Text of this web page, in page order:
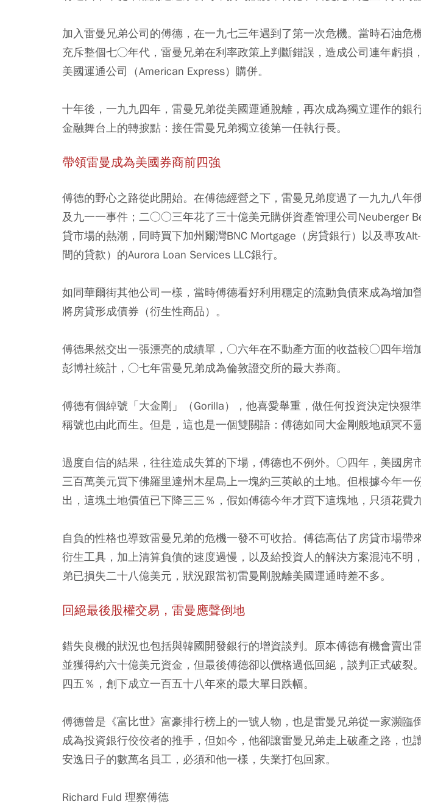
加入雷曼兄弟公司的傅德，在一九七三年遇到了第一次危機。當時石油危
充斥整個七○年代，雷曼兄弟在利率政策上判斷錯誤，造成公司連年虧損
美國運通公司（American Express）購併。
十年後，一九九四年，雷曼兄弟從美國運通脫離，再次成為獨立運作的銀
金融舞台上的轉捩點：接任雷曼兄弟獨立後第一任執行長。
帶領雷曼成為美國券商前四強
傅德的野心之路從此開始。在傅德經營之下，雷曼兄弟度過了一九九八年
及九一一事件；二○○三年花了三十億美元購併資產管理公司Neuberger
貸市場的熱潮，同時買下加州爾灣BNC Mortgage（房貸銀行）以及專攻
間的貸款）的Aurora Loan Services LLC銀行。
如同華爾街其他公司一樣，當時傅德看好利用穩定的流動負債來成為增加
將房貸形成債券（衍生性商品）。
傅德果然交出一張漂亮的成績單，○六年在不動產方面的收益較○四年增
彭博社統計，○七年雷曼兄弟成為倫敦證交所的最大券商。
傅德有個綽號「大金剛」（Gorilla），他喜愛舉重，做任何投資決定快狠
稱號也由此而生。但是，這也是一個雙關語：傅德如同大金剛般地頑冥不
過度自信的結果，往往造成失算的下場，傅德也不例外。○四年，美國房
三百萬美元買下佛羅里達州木星島上一塊約三英畝的土地。但根據今年一
出，這塊土地價值已下降三三％，假如傅德今年才買下這塊地，只須花費
自負的性格也導致雷曼兄弟的危機一發不可收拾。傅德高估了房貸市場帶
衍生工具，加上清算負債的速度過慢，以及給投資人的解決方案混沌不明
弟已損失二十八億美元，狀況跟當初雷曼剛脫離美國運通時差不多。
回絕最後股權交易，雷曼應聲倒地
錯失良機的狀況也包括與韓國開發銀行的增資談判。原本傅德有機會賣出
並獲得約六十億美元資金，但最後傅德卻以價格過低回絕，談判正式破裂
四五％，創下成立一百五十八年來的最大單日跌幅。
傅德曾是《富比世》富豪排行榜上的一號人物，也是雷曼兄弟從一家瀕臨
成為投資銀行佼佼者的推手，但如今，他卻讓雷曼兄弟走上破產之路，也
安逸日子的數萬名員工，必須和他一樣，失業打包回家。
Richard Fuld 理察傅德